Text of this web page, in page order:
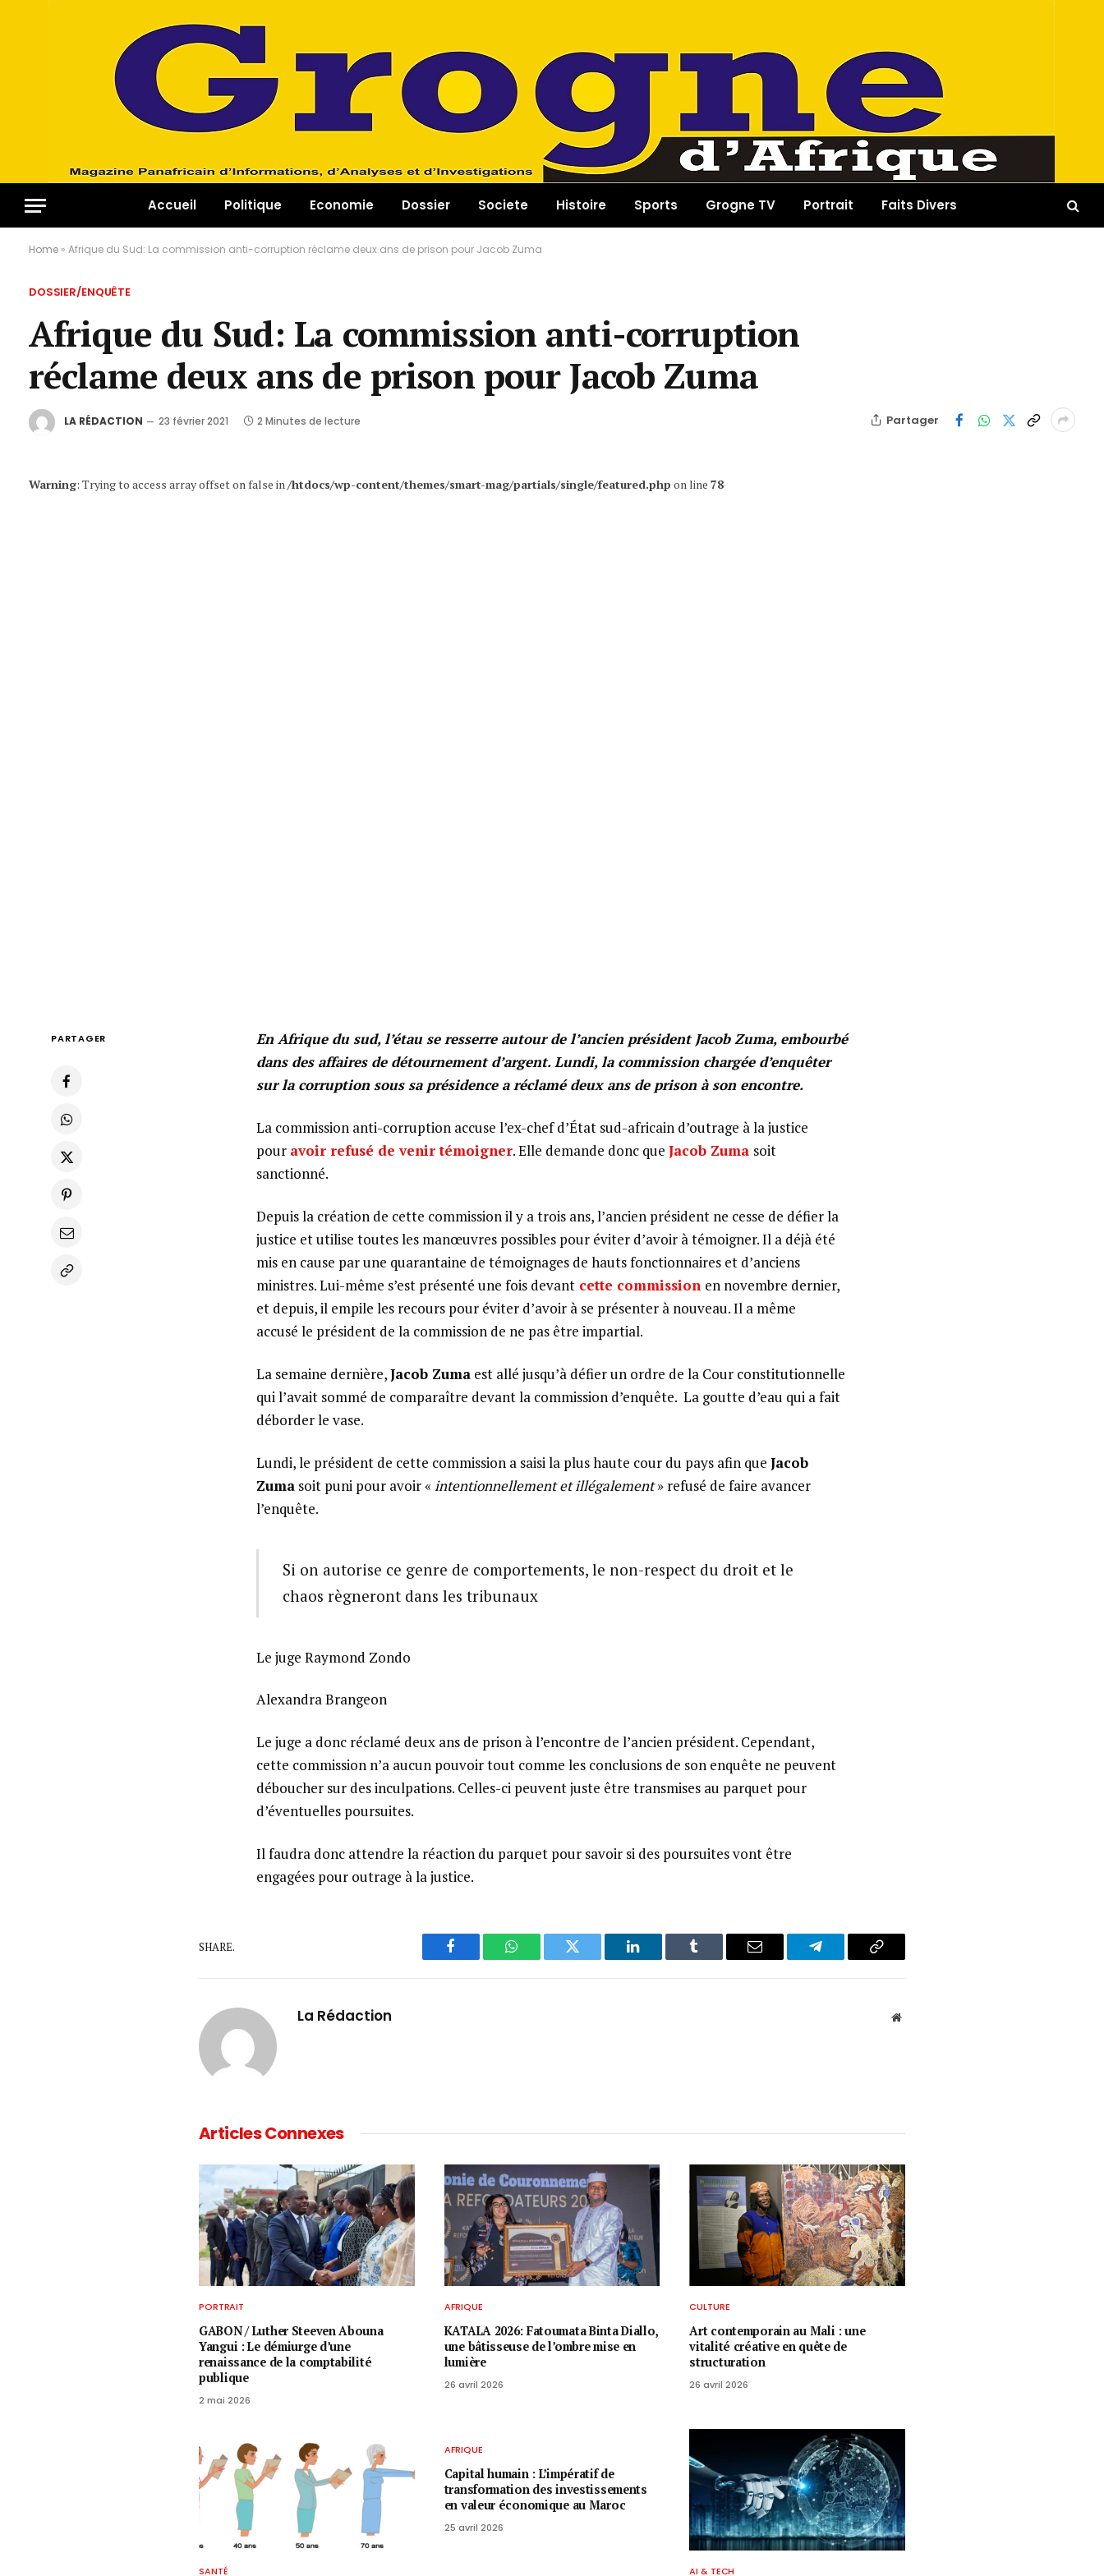
Accueil Politique Economie Dossier Societe Histoire Sports Grogne TV Portrait Faits Divers
Home » Afrique du Sud: La commission anti-corruption réclame deux ans de prison pour Jacob Zuma
DOSSIER/ENQUÊTE
Afrique du Sud: La commission anti-corruption
réclame deux ans de prison pour Jacob Zuma
LA RÉDACTION 23 février 2021 2 Minutes de lecture Partager
Warning: Trying to access array offset on false in/htdocs/wp-content/themes/smart-mag/partials/single/featured.php on line 78
PARTAGER
En Afrique du sud, l’étau se resserre autour de l’ancien président Jacob Zuma, embourbé
dans des affaires de détournement d’argent. Lundi, la commission chargée d’enquêter
sur la corruption sous sa présidence a réclamé deux ans de prison à son encontre.
La commission anti-corruption accuse l’ex-chef d’État sud-africain d’outrage à la justice
pour avoir refusé de venir témoigner. Elle demande donc que Jacob Zuma soit
sanctionné.
Depuis la création de cette commission il y a trois ans, l’ancien président ne cesse de défier la
justice et utilise toutes les manœuvres possibles pour éviter d’avoir à témoigner. Il a déjà été
mis en cause par une quarantaine de témoignages de hauts fonctionnaires et d’anciens
ministres. Lui-même s’est présenté une fois devant cette commission en novembre dernier,
et depuis, il empile les recours pour éviter d’avoir à se présenter à nouveau. Il a même
accusé le président de la commission de ne pas être impartial.
La semaine dernière,Jacob Zuma est allé jusqu’à défier un ordre de la Cour constitutionnelle
qui l’avait sommé de comparaître devant la commission d’enquête. La goutte d’eau qui a fait
déborder le vase.
Lundi, le président de cette commission a saisi la plus haute cour du pays afin que Jacob
Zuma soit puni pour avoir « intentionnellement et illégalement» refusé de faire avancer
l’enquête.
Si on autorise ce genre de comportements, le non-respect du droit et le
chaos règneront dans les tribunaux
Le juge Raymond Zondo
Alexandra Brangeon
Le juge a donc réclamé deux ans de prison à l’encontre de l’ancien président. Cependant,
cette commission n’a aucun pouvoir tout comme les conclusions de son enquête ne peuvent
déboucher sur des inculpations. Celles-ci peuvent juste être transmises au parquet pour
d’éventuelles poursuites.
Il faudra donc attendre la réaction du parquet pour savoir si des poursuites vont être
engagées pour outrage à la justice.
SHARE.
Facebook WhatsAppTwitter LinkedIn Tumblr Email Telegram Copy
La Rédaction Website
Articles Connexes
PORTRAIT
GABON / ​Luther Steeven Abouna
Yangui : Le démiurge d’une
renaissance de la comptabilité
publique
2 mai 2026
AFRIQUE
KATALA 2026: Fatoumata Binta Diallo,
une bâtisseuse de l’ombre mise en
lumière
26 avril 2026
CULTURE
Art contemporain au Mali : une
vitalité créative en quête de
structuration
26 avril 2026
SANTÉ
AFRIQUE
Capital humain : L’impératif de
transformation des investissements
en valeur économique au Maroc
25 avril 2026
AI & TECH